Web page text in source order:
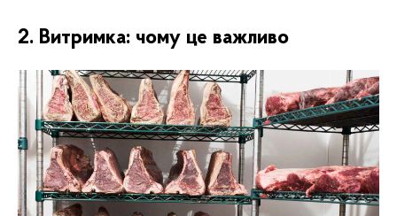
2. Витримка: чому це важливо